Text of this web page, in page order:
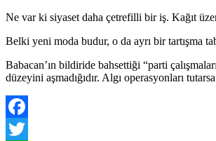
Ne var ki siyaset daha çetrefilli bir iş. Kağıt
Belki yeni moda budur, o da ayrı bir tartışma
Babacan’ın bildiride bahsettiği “parti
düzeyini aşmadığıdır. Algı operasyonları
Facebook